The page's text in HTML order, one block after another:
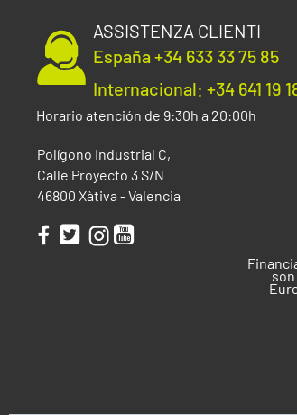
ASSISTENZA CLIENTI
España +34 633 33 75 85
Internacional: +34 641 19
Horario atención de 9:30h a 20:00h
Polígono Industrial C,
Calle Proyecto 3 S/N
46800 Xàtiva - Valencia